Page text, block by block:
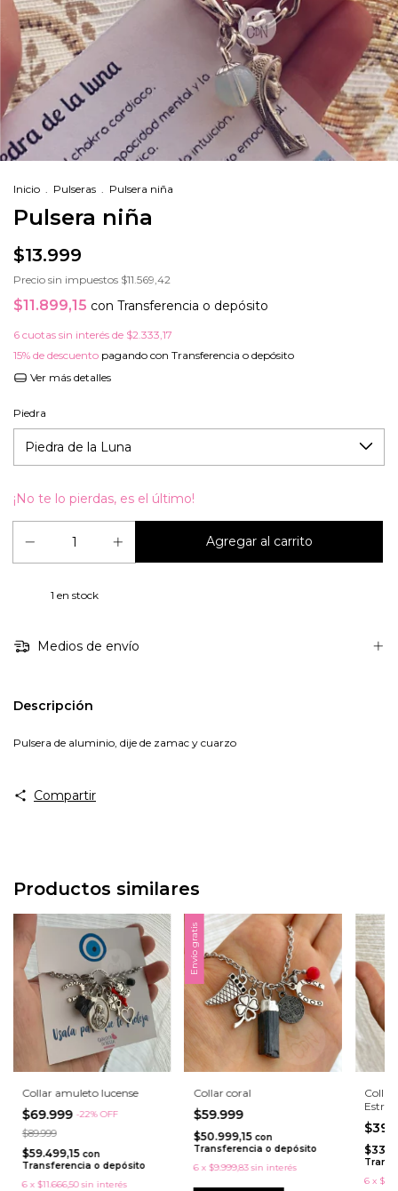
Inicio . Pulseras . Pulsera niña
Pulsera niña
$13.999
Precio sin impuestos $11.569,42
$11.899,15 con Transferencia o depósito
6 cuotas sin interés de $2.333,17
15% de descuento pagando con Transferencia o depósito
Ver más detalles
Piedra
¡No te lo pierdas, es el último!
1 en stock
Medios de envío
Descripción
Pulsera de aluminio, dije de zamac y cuarzo
Compartir
Productos similares
Collar amuleto lucense
$69.999 -22%OFF
$89.999
$59.499,15 con
Transferencia o depósito
6 x $11.666,50 sin interés
Envío gratis
Collar coral
$59.999
$50.999,15 con
Transferencia o depósito
6 x $9.999,83 sin interés
Collar
6 x